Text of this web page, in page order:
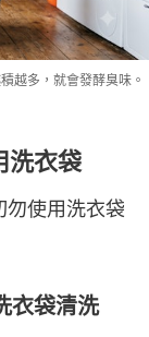
越多，就會發酵臭味。
洗衣袋
勿使用洗衣袋
衣袋清洗